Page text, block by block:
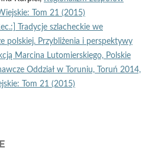
Tom 21 (2015)
Tradycje szlacheckie we
polskiej. Przybliżenia i perspektywy
Marcina Lutomierskiego, Polskie
Oddział w Toruniu, Toruń 2014,
Tom 21 (2015)